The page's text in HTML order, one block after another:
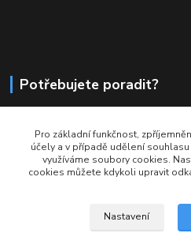
Potřebujete poradit?
Volejte: Po - Pá (10:00 - 18:00)
info@ragbyobchod.cz
Pro základní funkčnost,
účely a v případě udělení
využíváme soubory cookies.
cookies můžete kdykoli upravit
Nastavení